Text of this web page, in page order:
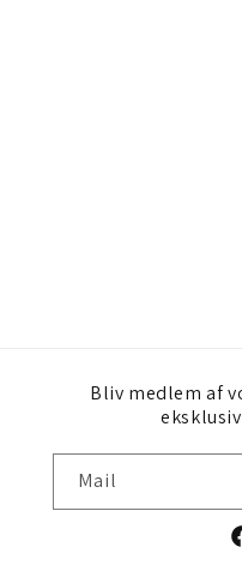
Bliv medlem af
Mail